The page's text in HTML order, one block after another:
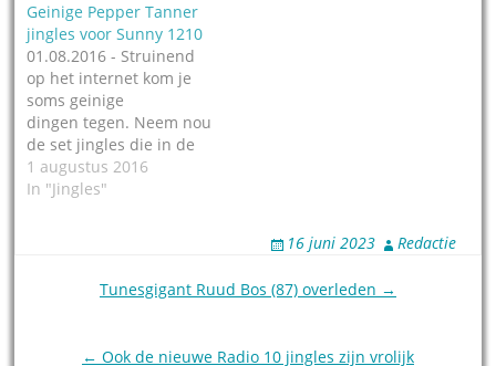
Geinige Pepper Tanner
jingles voor Sunny 1210
01.08.2016 - Struinend
op het internet kom je
soms geinige
dingen tegen. Neem nou
de set jingles die in de
jaren '60 zijn gemaakt
voor het Amerikaanse
gevestigd in Memphis,
1 augustus 2016
In "Jingles"
16 juni 2023 Redactie
Tunesgigant Ruud Bos (87) overleden →
← Ook de nieuwe Radio 10 jingles zijn vrolijk